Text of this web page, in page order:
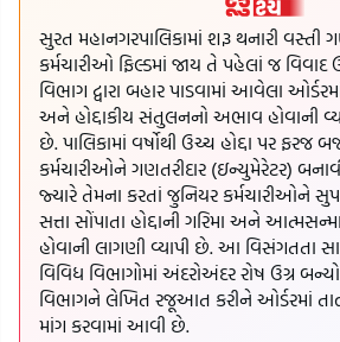
સુરત મહાનગરપાલિકામાં શરૂ થનારી વસ્તી
કર્મચારીઓ ફિલ્ડમાં જાય તે પહેલાં જ
વિભાગ દ્વારા બહાર પાડવામાં આવેલા
અને હોદ્દાકીય સંતુલનનો અભાવ હોવાની
છે. પાલિકામાં વર્ષોથી ઉચ્ચ હોદ્દા પર ફરજ
કર્મચારીઓને ગણતરીદાર (ઇન્યુમેરેટર)
જ્યારે તેમના કરતાં જુનિયર કર્મચારીઓને
સત્તા સોંપાતા હોદ્દાની ગરિમા અને
હોવાની લાગણી વ્યાપી છે. આ વિસંગતતા
વિવિધ વિભાગોમાં અંદરોઅંદર રોષ ઉગ્ર
વિભાગને લેખિત રજૂઆત કરીને ઓર્ડરમાં
માંગ કરવામાં આવી છે.